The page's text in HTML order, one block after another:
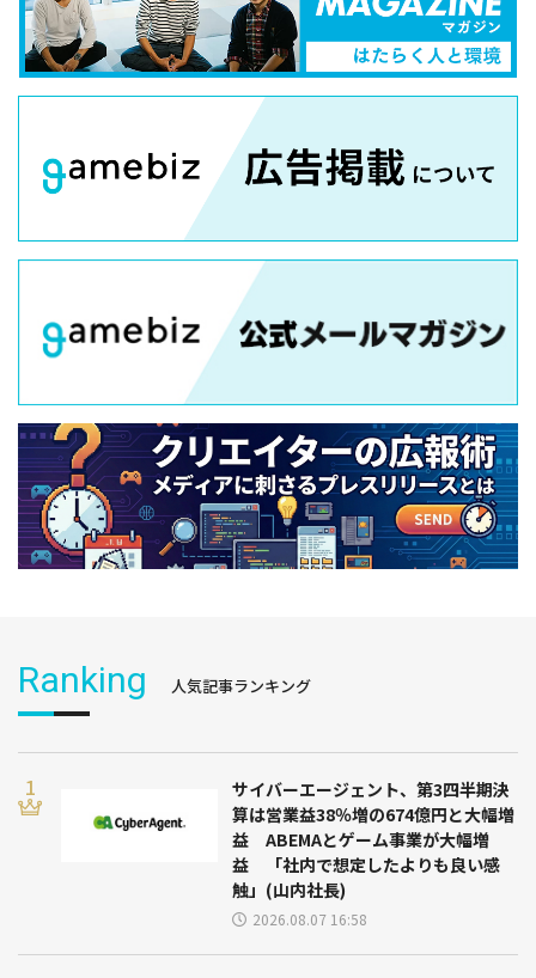
Ranking 人気記事ランキング
サイバーエージェント、第3四半期決
算は営業益38％増の674億円と大幅増
益 ABEMAとゲーム事業が大幅増
益 「社内で想定したよりも良い感
触」(山内社長)
2026.08.07 16:58